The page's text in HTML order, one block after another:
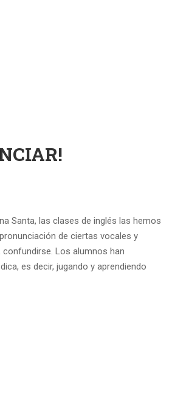
Santa, las clases de inglés las hemos
de ciertas vocales y
Los alumnos han
es decir, jugando y aprendiendo